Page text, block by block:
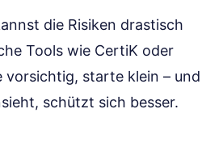
die Risiken drastisch
Tools wie CertiK oder
vorsichtig, starte klein – und
schützt sich besser.